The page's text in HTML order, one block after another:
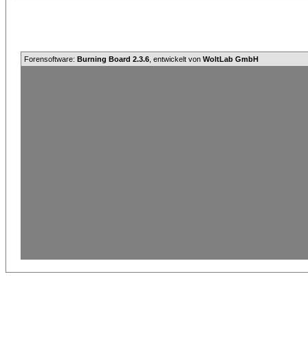
Forensoftware: Burning Board 2.3.6 , entwickelt von WoltLab GmbH